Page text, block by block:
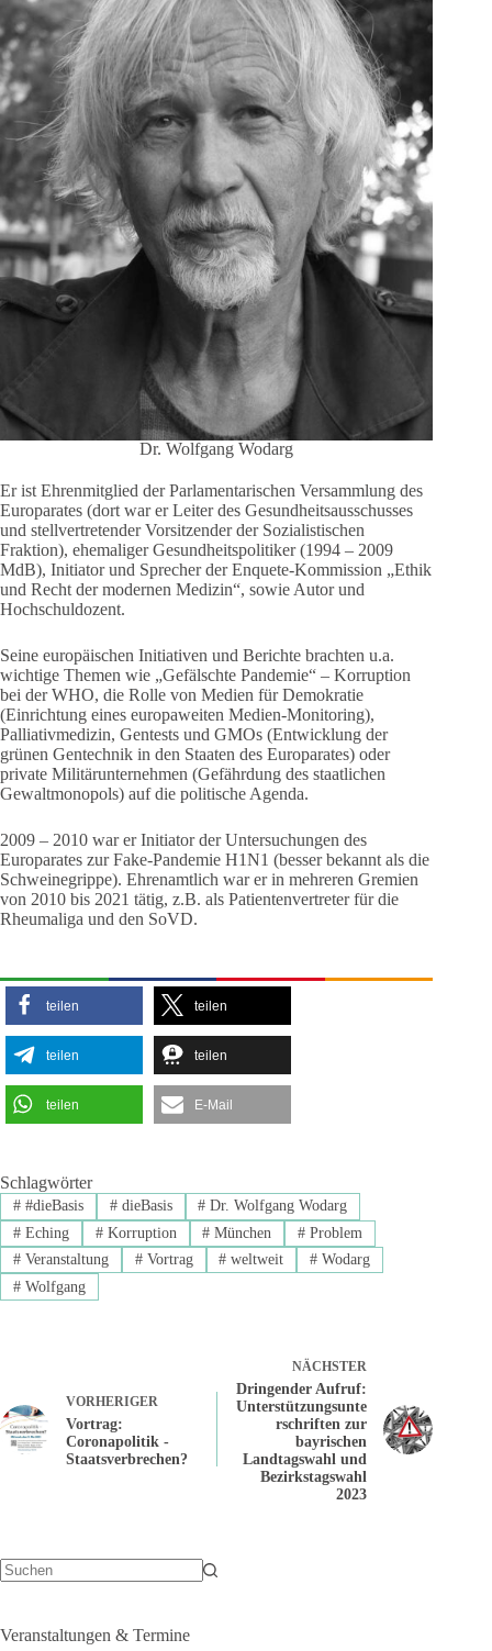
Dr. Wolfgang Wodarg
Er ist Ehrenmitglied der Parlamentarischen Versammlung des
Europarates (dort war er Leiter des Gesundheitsausschusses
und stellvertretender Vorsitzender der Sozialistischen
Fraktion), ehemaliger Gesundheitspolitiker (1994 – 2009
MdB), Initiator und Sprecher der Enquete-Kommission „Ethik
und Recht der modernen Medizin“, sowie Autor und
Hochschuldozent.
Seine europäischen Initiativen und Berichte brachten u.a.
wichtige Themen wie „Gefälschte Pandemie“ – Korruption
bei der WHO, die Rolle von Medien für Demokratie
(Einrichtung eines europaweiten Medien-Monitoring),
Palliativmedizin, Gentests und GMOs (Entwicklung der
grünen Gentechnik in den Staaten des Europarates) oder
private Militärunternehmen (Gefährdung des staatlichen
Gewaltmonopols) auf die politische Agenda.
2009 – 2010 war er Initiator der Untersuchungen des
Europarates zur Fake-Pandemie H1N1 (besser bekannt als die
Schweinegrippe). Ehrenamtlich war er in mehreren Gremien
von 2010 bis 2021 tätig, z.B. als Patientenvertreter für die
Rheumaliga und den SoVD.
teilen teilen
teilen teilen
teilen E-Mail
Schlagwörter
##dieBasis #dieBasis # Dr. Wolfgang Wodarg
#Eching #Korruption # München # Problem
#Veranstaltung #Vortrag # weltweit # Wodarg
#Wolfgang
VORHERIGER
Vortrag:
Coronapolitik -
Staatsverbrechen?
NÄCHSTER
Dringender Aufruf:
Unterstützungsunte
rschriften zur
bayrischen
Landtagswahl und
Bezirkstagswahl
2023
Veranstaltungen & Termine